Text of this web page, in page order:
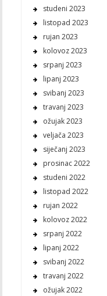
studeni 2023
listopad 2023
rujan 2023
kolovoz 2023
srpanj 2023
lipanj 2023
svibanj 2023
travanj 2023
ožujak 2023
veljača 2023
siječanj 2023
prosinac 2022
studeni 2022
listopad 2022
rujan 2022
kolovoz 2022
srpanj 2022
lipanj 2022
svibanj 2022
travanj 2022
ožujak 2022